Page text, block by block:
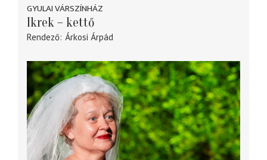
GYULAI VÁRSZÍNHÁZ
Ikrek – kettő
Rendező Árkosi Árpád